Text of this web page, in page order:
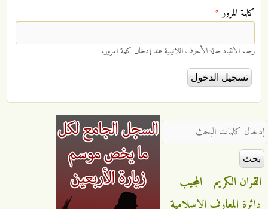
‏كلمة المرور ‏*
رجاء الانتباه حالة الأحرف اللاتينية عند إدخال كلمة المرور.
كلمات البحث
الكريم المجيب